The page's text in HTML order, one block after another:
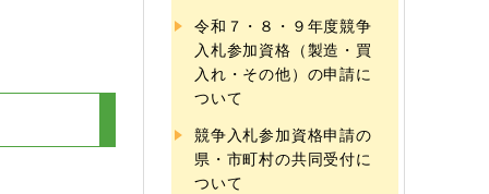
令和７・８・９年度競争
入札参加資格（製造・買
入れ・その他）の申請に
ついて
競争入札参加資格申請の
県・市町村の共同受付に
ついて